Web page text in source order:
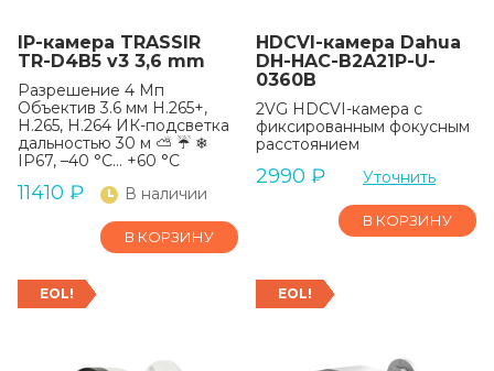
IP-камера TRASSIR
TR-D4B5 v3 3,6 mm
Разрешение 4 Мп
Объектив 3.6 мм H.265+,
H.265, H.264 ИК-подсветка
дальностью 30 м ⛅ ☔ ❄
IP67, –40 °C… +60 °C
11410 ₽ В наличии
В КОРЗИНУ
HDCVI-камера Dahua
DH-HAC-B2A21P-U-
0360B
2VG HDCVI-камера с
фиксированным фокусным
расстоянием
2990 ₽ Уточнить
В КОРЗИНУ
EOL! EOL!